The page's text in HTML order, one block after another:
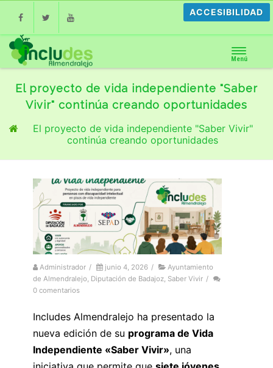
Facebook
Menú
El proyecto de vida independiente "Saber
Vivir" continúa creando oportunidades
El proyecto de vida independiente "Saber Vivir"
continúa creando oportunidades
Administrador / junio 4, 2026 /
Ayuntamiento
de Almendralejo, Diputación de Badajoz, Saber Vivir /
0 comentarios
Includes Almendralejo ha presentado la
nueva edición de su programa de Vida
Independiente «Saber Vivir», una
ACCESIBILIDAD